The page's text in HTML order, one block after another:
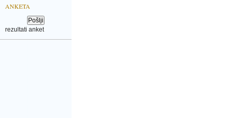
ANKETA
rezultati anket